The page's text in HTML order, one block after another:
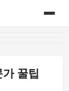
꿀팁